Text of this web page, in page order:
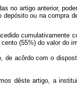
no artigo anterior,
ou na compra
cumulativamente
(55%) do valor do
com o
artigo, a